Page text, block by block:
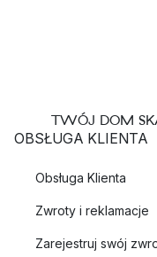
TWÓJ DOM
OBSŁUGA KLIENTA
Obsługa Klienta
Zwroty i reklamacje
Zarejestruj swój